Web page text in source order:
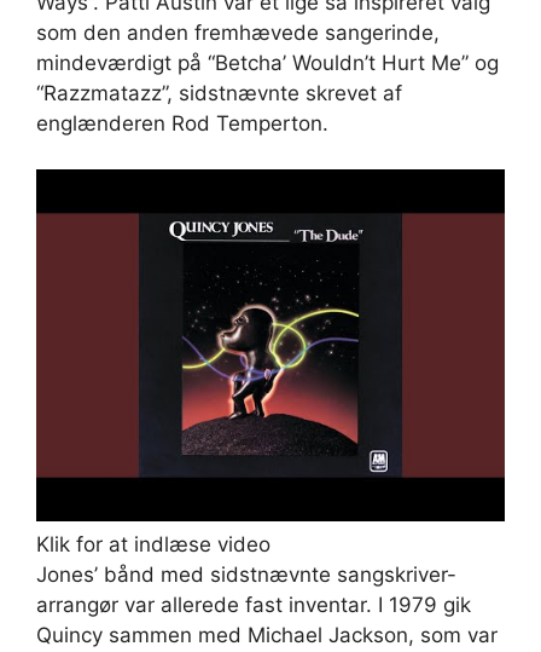
som den anden fremhævede sangerinde,
mindeværdigt på “Betcha’ Wouldn’t Hurt Me” og
“Razzmatazz”, sidstnævnte skrevet af
englænderen Rod Temperton.
Klik for at indlæse video
Jones’ bånd med sidstnævnte sangskriver-
arrangør var allerede fast inventar. I 1979 gik
Quincy sammen med Michael Jackson, som var